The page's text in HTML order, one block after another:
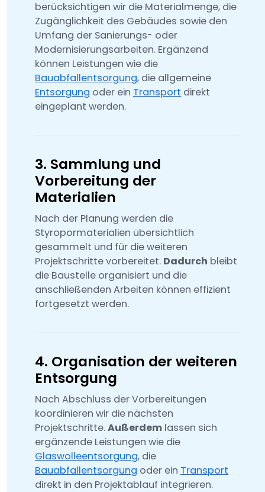
berücksichtigen wir die Materialmenge, die
Zugänglichkeit des Gebäudes sowie den
Umfang der Sanierungs- oder
Modernisierungsarbeiten. Ergänzend
können Leistungen wie die
Bauabfallentsorgung, die allgemeine
Entsorgung oder ein Transport direkt
eingeplant werden.
3. Sammlung und
Vorbereitung der
Materialien
Nach der Planung werden die
Styropormaterialien übersichtlich
gesammelt und für die weiteren
Projektschritte vorbereitet. Dadurch bleibt
die Baustelle organisiert und die
anschließenden Arbeiten können effizient
fortgesetzt werden.
4. Organisation der weiteren
Entsorgung
Nach Abschluss der Vorbereitungen
koordinieren wir die nächsten
Projektschritte.Außerdem lassen sich
ergänzende Leistungen wie die
Glaswolleentsorgung, die
Bauabfallentsorgung oder ein Transport
direkt in den Projektablauf integrieren.